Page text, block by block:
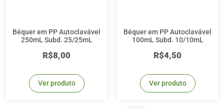
Béquer em PP Autoclavável
250mL Subd. 25/25mL
R$8,00
Ver produto
Béquer em PP Autoclavável
100mL Subd. 10/10mL
R$4,50
Ver produto